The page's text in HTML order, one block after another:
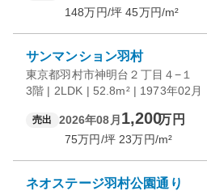
148万円/坪 45万円/m²
サンマンション羽村
東京都羽村市神明台２丁目４−１
3階 | 2LDK | 52.8m² | 1973年02月
売出 2026年08月 1,200万円
75万円/坪 23万円/m²
ネオステージ羽村公園通り